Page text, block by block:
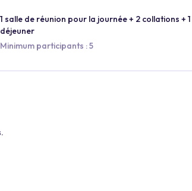
1 salle de réunion pour la journée + 2 collations + 1
déjeuner
Minimum participants : 5